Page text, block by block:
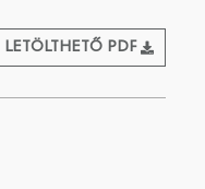
LETÖLTHETŐ PDF